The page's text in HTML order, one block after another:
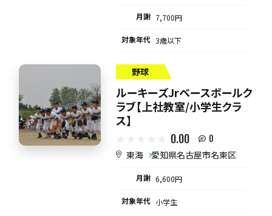
月謝 7,700円
対象年代 3歳以下
野球
ルーキーズJrベースボールク
ラブ【上社教室/小学生クラ
ス】
0.00 0
東海 愛知県名古屋市名東区
月謝 6,600円
対象年代 小学生